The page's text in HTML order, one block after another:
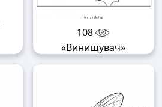
108
«Винищувач»